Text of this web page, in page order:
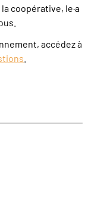
coopérative, le·a
accédez à